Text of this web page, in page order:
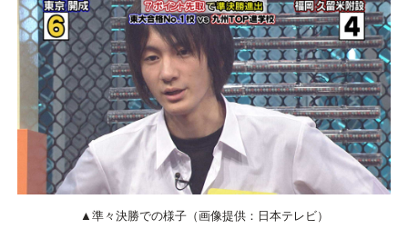
▲準々決勝での様子（画像提供：日本テレビ）